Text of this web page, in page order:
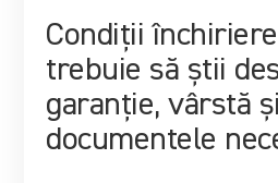
Condiții
trebuie să știi
garanție, vârstă și
documentele